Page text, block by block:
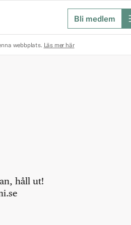
Bli medlem
webbplats. Läs mer här
håll ut!